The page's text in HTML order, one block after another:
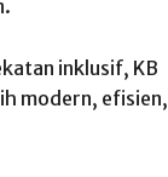
inklusif, KB
modern, efisien,